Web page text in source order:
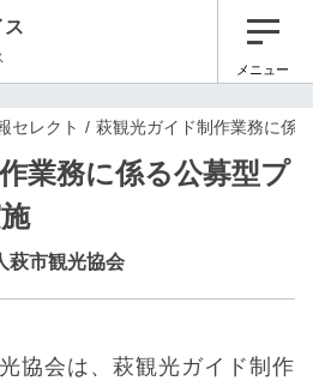
ス
メニュー
セレクト 萩観光ガイド制作業務に係
業務に係る公募型プ
萩市観光協会
協会は、萩観光ガイド制作